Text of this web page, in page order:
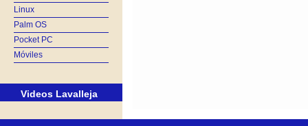
Linux
Palm OS
Pocket PC
Móviles
Videos Lavalleja